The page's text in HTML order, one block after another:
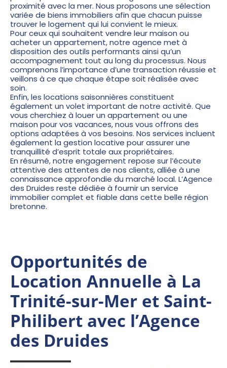
proximité avec la mer. Nous proposons une sélection
variée de biens immobiliers afin que chacun puisse
trouver le logement qui lui convient le mieux.
Pour ceux qui souhaitent vendre leur maison ou
acheter un appartement, notre agence met à
disposition des outils performants ainsi qu’un
accompagnement tout au long du processus. Nous
comprenons l’importance d’une transaction réussie et
veillons à ce que chaque étape soit réalisée avec
soin.
Enfin, les locations saisonnières constituent
également un volet important de notre activité. Que
vous cherchiez à louer un appartement ou une
maison pour vos vacances, nous vous offrons des
options adaptées à vos besoins. Nos services incluent
également la gestion locative pour assurer une
tranquillité d’esprit totale aux propriétaires.
En résumé, notre engagement repose sur l’écoute
attentive des attentes de nos clients, alliée à une
connaissance approfondie du marché local. L’Agence
des Druides reste dédiée à fournir un service
immobilier complet et fiable dans cette belle région
bretonne.
Opportunités de
Location Annuelle à La
Trinité-sur-Mer et Saint-
Philibert avec l’Agence
des Druides